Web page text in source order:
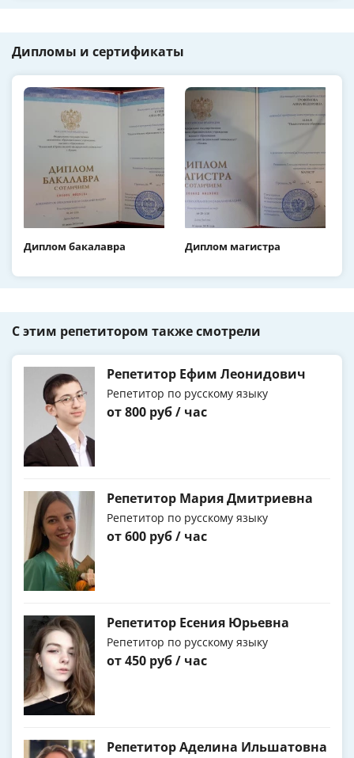
Дипломы и сертификаты
Диплом бакалавра Диплом магистра
С этим репетитором также смотрели
Репетитор Ефим Леонидович
Репетитор по русскому языку
от 800 руб / час
Репетитор Мария Дмитриевна
Репетитор по русскому языку
от 600 руб / час
Репетитор Есения Юрьевна
Репетитор по русскому языку
от 450 руб / час
Репетитор Аделина Ильшатовна